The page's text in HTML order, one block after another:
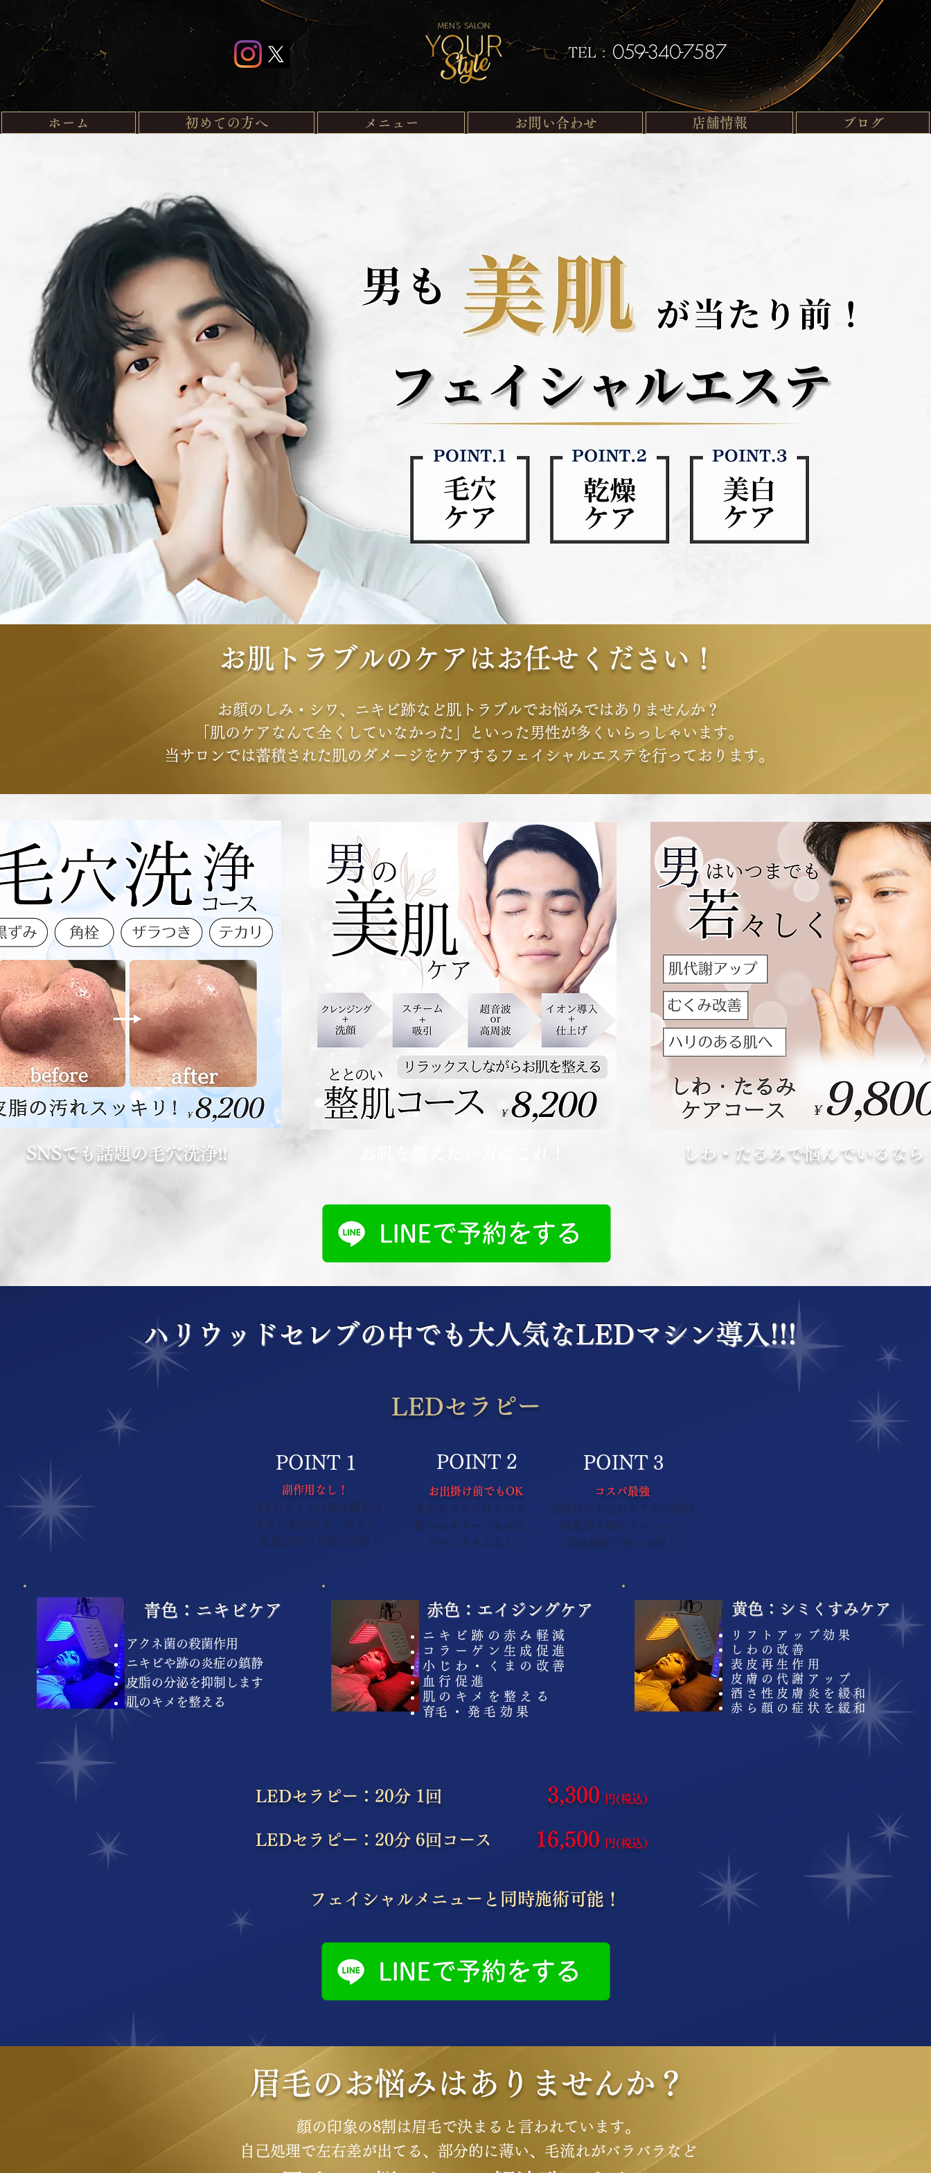
TEL : 059-340-7587
ホーム 初めての方へ メニュー お問い合わせ 店舗情報 ブログ
お肌トラブルのケアはお任せください！
お顔のしみ・シワ、ニキビ跡など肌トラブルでお悩みではありませんか？
「肌のケアなんて全くしていなかった」といった男性が多くいらっしゃいます。
当サロンでは蓄積された肌のダメージをケアするフェイシャルエステを行っております。
SNSでも話題の毛穴洗浄‼ しわ・たるみで悩んでいるなら
ハリウッドセレブの中でも大人気なLEDマシン導入!!!
LEDセラピー
POINT 1
副作用なし！
LEDライトは紫外線を含
まない光なので、安全！
敏感肌の方も使用可能！
POINT 2 POINT 3
お出掛け前でもOK
光をあてるだけなので、
肌へのダメージもゼロ。
​ダウンタイムなし！
コスパ最強
低価格でお肌のケアが​可能◎
​回数券や他のメニューと
同時施術で更にお得！
青色：ニキビケア
アクネ菌の殺菌作用
ニキビや跡の炎症の鎮静
皮脂の分泌を抑制します
肌のキメを整える
赤色：エイジングケア
ニキビ跡の赤み軽減
コラーゲン生成促進
小じわ・くまの改善
血行促進
肌のキメを整える
​育毛・発毛効果
黄色：シミくすみケア
リフトアップ効果
しわの改善
表皮再生作用
皮膚の代謝アップ
酒さ性皮膚炎を緩和
赤ら顔の症状を緩和
LEDセラピー： 20分 6回コース 円(税込）
16,500
LEDセラピー：20分 1回 円(税込）
3,300
​フェイシャルメニューと同時施術可能！​
​眉毛のお悩みはありませんか？
顔の印象の8割は眉毛で決まると言われています。
自己処理で左右差が出てる、部分的に薄い、毛流れがバラバラなど